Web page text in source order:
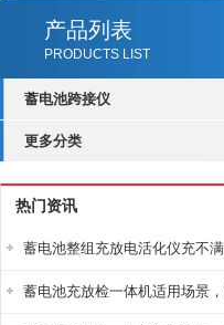
产品列表
PRODUCTS LIST
蓄电池跨接仪
更多分类
热门资讯